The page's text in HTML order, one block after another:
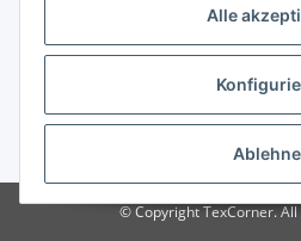
Vertrag
* Alle Preise inkl. gesetzlicher USt., zzgl.
© Copyright TexCorner.
Alle